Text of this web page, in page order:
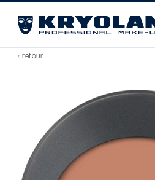
‹ retour